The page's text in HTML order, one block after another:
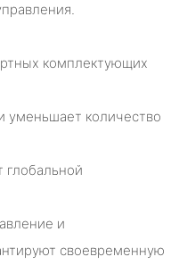
комплектующих
уменьшает количество
и
своевременную